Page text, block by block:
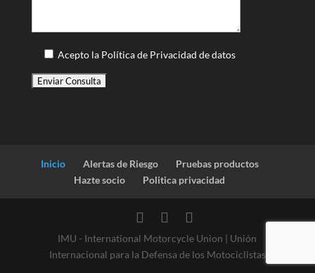
Acepto la Política de Privacidad de datos
Inicio Alertas de Riesgo
Pruebas productos
Hazte socio
Politica privacidad
IMU - International Motorcycle Union | Unión
Internacional para la Defensa de los Motociclistas